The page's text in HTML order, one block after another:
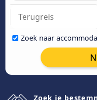
Zoek naar
Zoek je